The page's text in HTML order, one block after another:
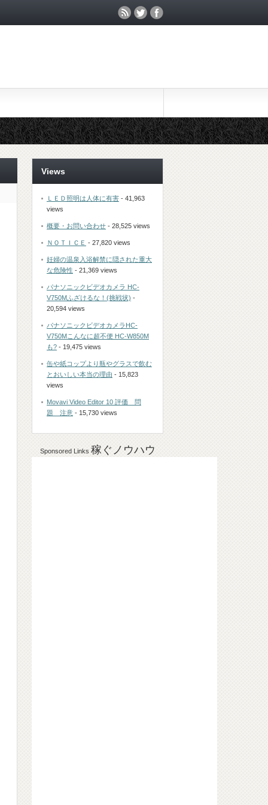
Views
ＬＥＤ照明は人体に有害 - 41,963
views
概要・お問い合わせ - 28,525 views
ＮＯＴＩＣＥ - 27,820 views
妊婦の温泉入浴解禁に隠された重大
な危険性 - 21,369 views
パナソニックビデオカメラ HC-
V750Mふざけるな！(挑戦状) -
20,594 views
パナソニックビデオカメラHC-
V750Mこんなに超不便 HC-W850M
も? - 19,475 views
缶や紙コップより瓶やグラスで飲む
とおいしい本当の理由 - 15,823
views
Movavi Video Editor 10 評価 問
題 注意 - 15,730 views
Sponsored Links 稼ぐノウハウ